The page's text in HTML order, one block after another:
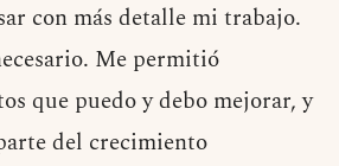
con más detalle mi trabajo.
Me permitió
que puedo y debo mejorar, y
del crecimiento